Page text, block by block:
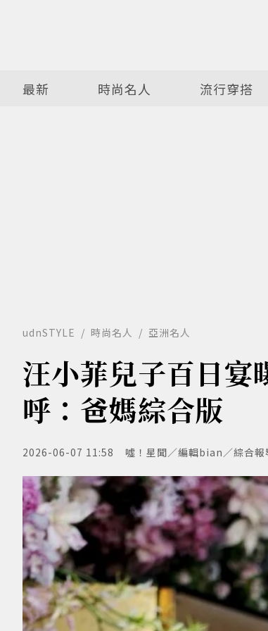
最新 時尚名人 流行穿搭
udnSTYLE 時尚名人 亞洲名人
汪小菲兒子百日
呼：爸媽綜合版
2026-06-07 11:58 噓！星聞／編輯bian／綜合報